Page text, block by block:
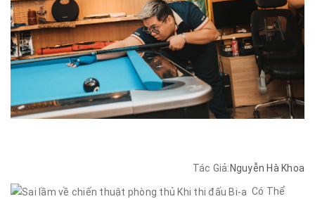
Tác Giả:Nguyễn Hà Khoa
Có Thể